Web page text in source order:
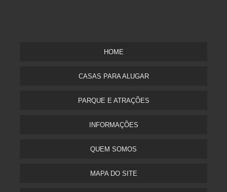
HOME
CASAS PARA ALUGAR
PARQUE E ATRAÇÕES
INFORMAÇÕES
QUEM SOMOS
MAPA DO SITE